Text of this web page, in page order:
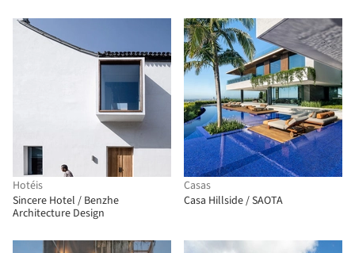
Hotéis
Sincere Hotel / Benzhe
Architecture Design
Casas
Casa Hillside / SAOTA